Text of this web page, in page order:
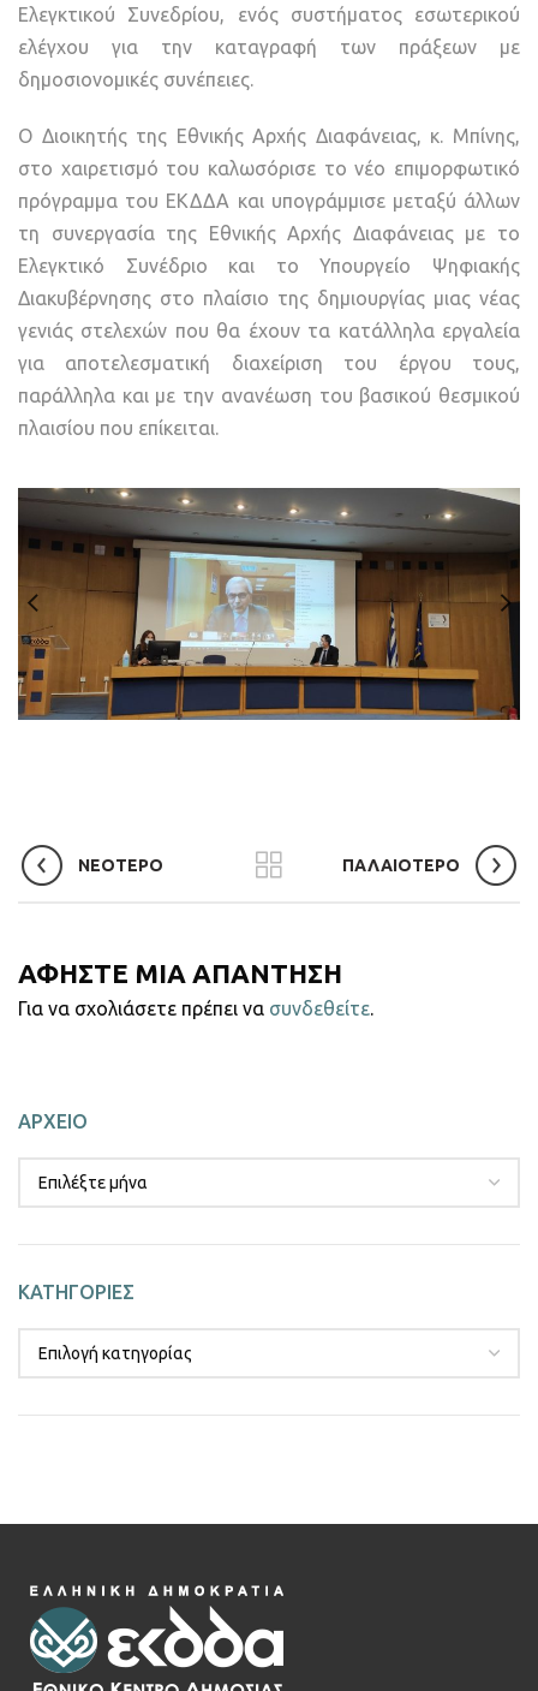
Ελεγκτικού Συνεδρίου, ενός συστήματος εσωτερικού
ελέγχου για την καταγραφή των πράξεων με
δημοσιονομικές συνέπειες.
Ο Διοικητής της Εθνικής Αρχής Διαφάνειας, κ. Μπίνης,
στο χαιρετισμό του καλωσόρισε το νέο επιμορφωτικό
πρόγραμμα του ΕΚΔΔΑ και υπογράμμισε μεταξύ άλλων
τη συνεργασία της Εθνικής Αρχής Διαφάνειας με το
Ελεγκτικό Συνέδριο και το Υπουργείο Ψηφιακής
Διακυβέρνησης στο πλαίσιο της δημιουργίας μιας νέας
γενιάς στελεχών που θα έχουν τα κατάλληλα εργαλεία
για αποτελεσματική διαχείριση του έργου τους,
παράλληλα και με την ανανέωση του βασικού θεσμικού
πλαισίου που επίκειται.
ΝΕΟΤΕΡΟ ΠΑΛΑΙΟΤΕΡΟ
ΑΦΗΣΤΕ ΜΙΑ ΑΠΑΝΤΗΣΗ
Για να σχολιάσετε πρέπει να συνδεθείτε.
ΑΡΧΕΙΟ
ΚΑΤΗΓΟΡΙΕΣ